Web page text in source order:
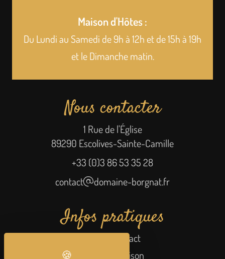
Nous contacter
1 Rue de l'Église
89290 Escolives-Sainte-Camille
+33 (0)3 86 53 35 28
contact
domaine-borgnat.fr
Maison d'Hôtes :
Du Lundi au Samedi de 9h à 12h et de 15h à 19h
et le Dimanche matin.
Infos pratiques
Accès/Contact
Frais de livraison